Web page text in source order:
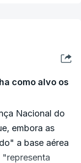
como alvo os
Nacional do
embora as
a base aérea
"representa